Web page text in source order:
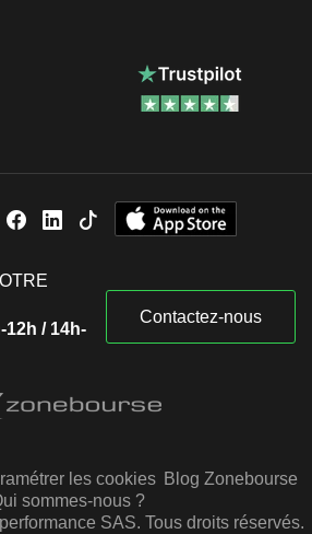
12h / 14h-
Contactez-nous
les cookies Blog Zonebourse
sommes-nous ?
SAS. Tous droits réservés.